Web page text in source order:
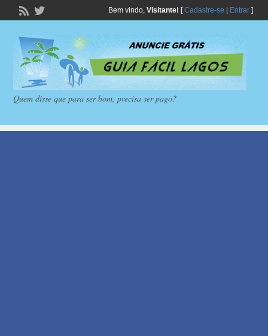
Bem vindo, Visitante! [Cadastre-se Entrar]
Quem disse que para ser bom, precisa ser pago?